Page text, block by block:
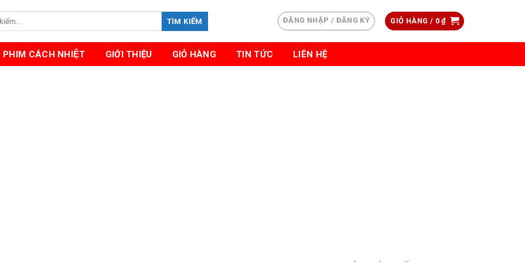
TÌM KIẾM ĐĂNG NHẬP / ĐĂNG KÝ GIỎ HÀNG / 0₫
PHIM CÁCH NHIỆT GIỚI THIỆU GIỎ HÀNG TIN TỨC LIÊN HỆ